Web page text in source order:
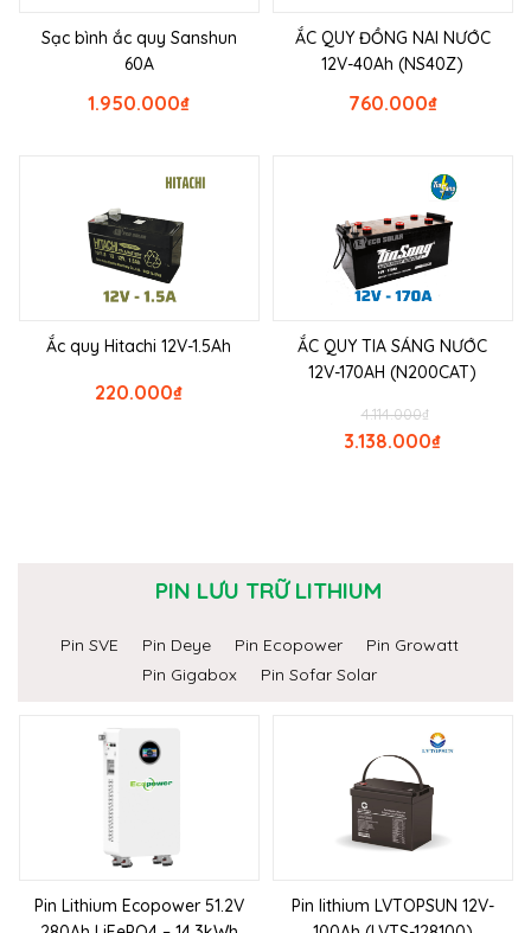
Sạc bình ắc quy Sanshun
60A
₫
1.950.000
ẮC QUY ĐỒNG NAI NƯỚC
12V-40Ah (NS40Z)
₫
760.000
Ắc quy Hitachi 12V-1.5Ah
₫
220.000
ẮC QUY TIA SÁNG NƯỚC
12V-170AH (N200CAT)
₫
4.114.000
₫
3.138.000
PIN LƯU TRỮ LITHIUM
Pin SVE Pin Deye Pin Ecopower
Pin Growatt
Pin Gigabox
Pin Sofar Solar
Pin Lithium Ecopower 51.2V
Pin lithium LVTOPSUN 12V-